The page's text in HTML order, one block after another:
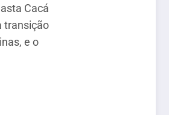
Cacá
transição
e o